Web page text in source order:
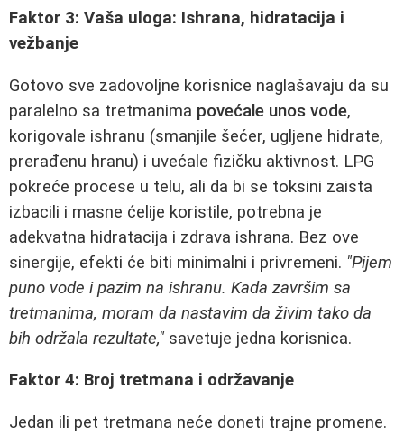
Faktor 3: Vaša uloga: Ishrana, hidratacija i
vežbanje
Gotovo sve zadovoljne korisnice naglašavaju da su
paralelno sa tretmanima povećale unos vode,
korigovale ishranu (smanjile šećer, ugljene hidrate,
prerađenu hranu) i uvećale fizičku aktivnost. LPG
pokreće procese u telu, ali da bi se toksini zaista
izbacili i masne ćelije koristile, potrebna je
adekvatna hidratacija i zdrava ishrana. Bez ove
sinergije, efekti će biti minimalni i privremeni. "Pijem
puno vode i pazim na ishranu. Kada završim sa
tretmanima, moram da nastavim da živim tako da
bih održala rezultate," savetuje jedna korisnica.
Faktor 4: Broj tretmana i održavanje
Jedan ili pet tretmana neće doneti trajne promene.